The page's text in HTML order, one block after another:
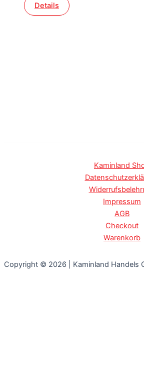
Details
Kaminland
Impressum
AGB
Checkout
Warenkorb
Copyright © 2026 | Kaminland Handels